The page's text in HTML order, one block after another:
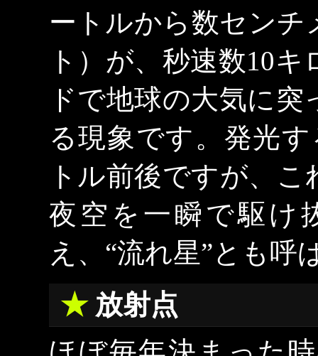
ートルから数セン
ト）が、秒速数10
ドで地球の大気に
る現象です。発光
トル前後ですが、
夜空を一瞬で駆け
え、“流れ星”とも呼
放射点